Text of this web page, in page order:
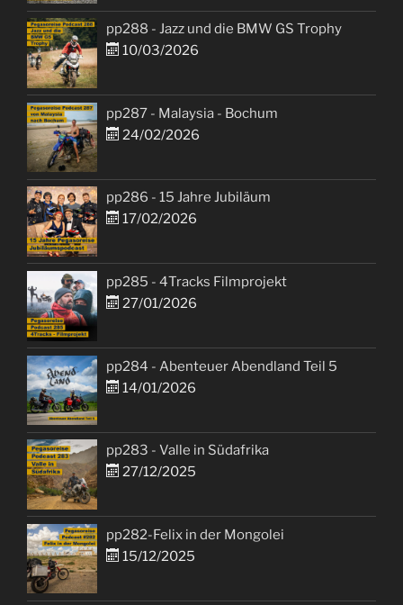
pp288 - Jazz und die BMW GS Trophy
10/03/2026
pp287 - Malaysia - Bochum
24/02/2026
pp286 - 15 Jahre Jubiläum
17/02/2026
pp285 - 4Tracks Filmprojekt
27/01/2026
pp284 - Abenteuer Abendland Teil 5
14/01/2026
pp283 - Valle in Südafrika
27/12/2025
pp282-Felix in der Mongolei
15/12/2025